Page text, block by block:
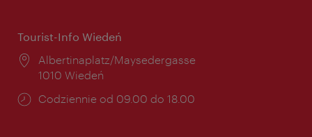
Tourist-Info Wiedeń
Miejsce:
Albertinaplatz/Maysedergasse
1010 Wiedeń
Godziny
Codziennie od 09.00 do 18.00